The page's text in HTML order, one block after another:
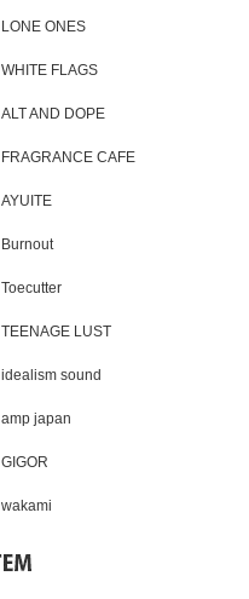
LONE ONES
WHITE FLAGS
ALT AND DOPE
FRAGRANCE CAFE
AYUITE
Burnout
Toecutter
TEENAGE LUST
idealism sound
amp japan
GIGOR
wakami